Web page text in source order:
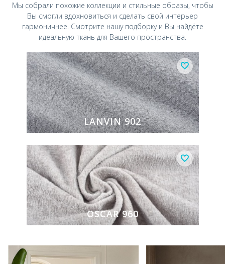
Мы собрали похожие коллекции и стильные образы, чтобы
Вы смогли вдохновиться и сделать свой интерьер
гармоничнее. Смотрите нашу подборку и Вы найдёте
идеальную ткань для Вашего пространства.
LANVIN 902
OSCAR 960